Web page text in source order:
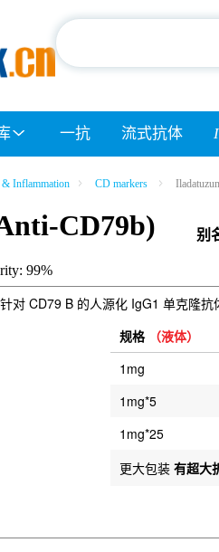
一抗 流式抗体
Inflammation CD markers
CD79b) 别
99%
对 CD79 B 的人源化 IgG1 单克隆
规格 （液体）
1mg
1mg*5
1mg*25
更大包装 有超大